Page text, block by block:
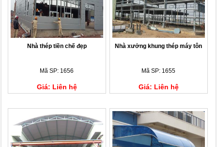
Nhà thép tiền chế đẹp
Mã SP: 1656
Giá: Liên hệ
Nhà xưởng khung thép máy tôn
Mã SP: 1655
Giá: Liên hệ